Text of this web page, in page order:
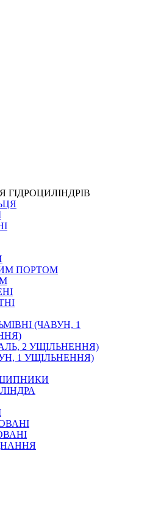
ПОРТОМ
(ЧАВУН, 1
2 УЩІЛЬНЕННЯ)
1 УЩІЛЬНЕННЯ)